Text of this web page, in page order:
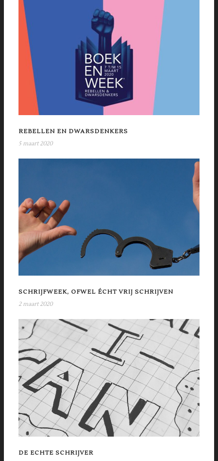
REBELLEN EN DWARSDENKERS
5 maart 2020
SCHRIJFWEEK, OFWEL ÉCHT VRIJ SCHRIJVEN
2 maart 2020
DE ECHTE SCHRIJVER